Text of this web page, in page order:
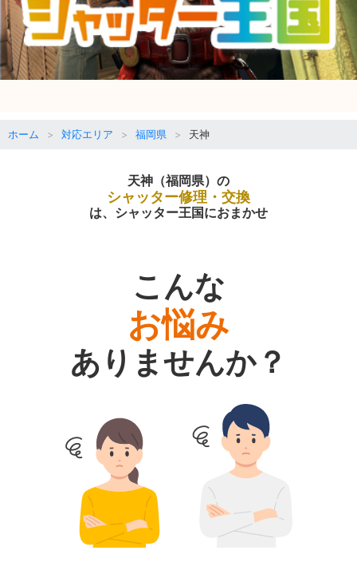
ホーム 対応エリア 福岡県 天神
天神（福岡県）の
シャッター修理・交換
は、シャッター王国におまかせ
こんな
お悩み
ありませんか？